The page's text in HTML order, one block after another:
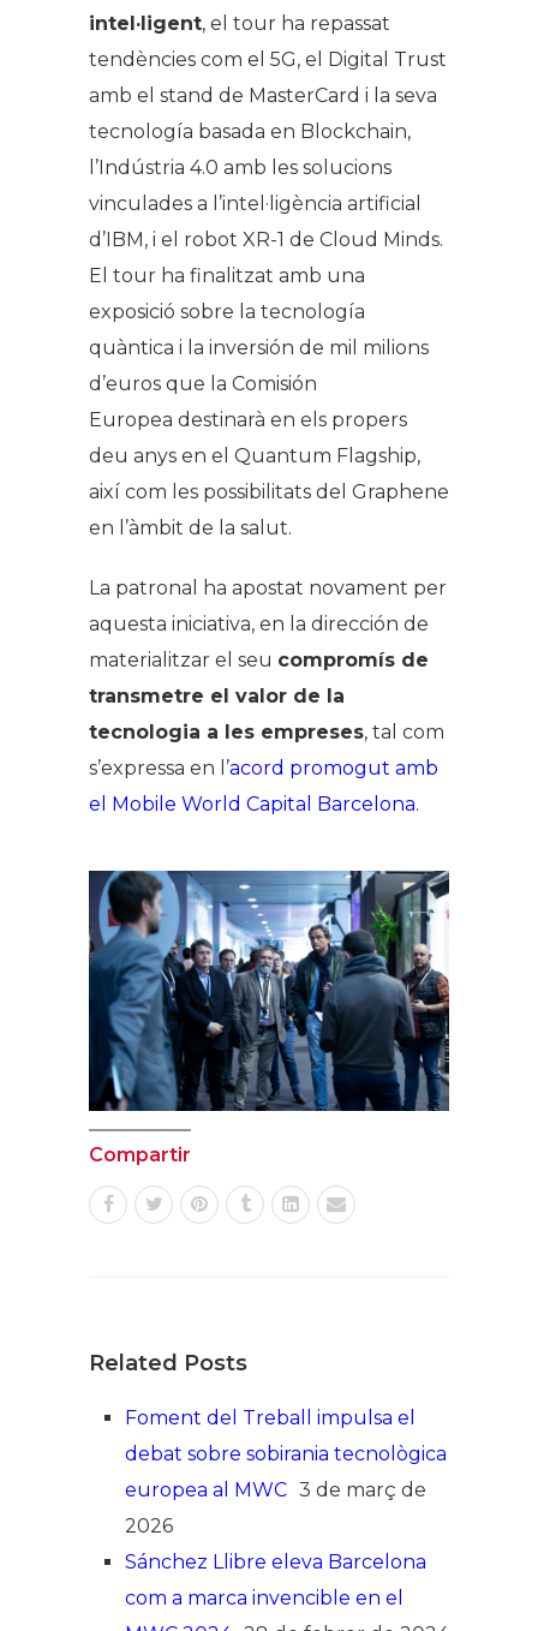
intel·ligent, el tour ha repassat
tendències com el 5G, el Digital Trust
amb el stand de MasterCard i la seva
tecnología basada en Blockchain,
l’Indústria 4.0 amb les solucions
vinculades a l’intel·ligència artificial
d’IBM, i el robot XR-1 de Cloud Minds.
El tour ha finalitzat amb una
exposició sobre la tecnología
quàntica i la inversión de mil milions
d’euros que la Comisión
Europea destinarà en els propers
deu anys en el Quantum Flagship,
així com les possibilitats del Graphene
en l’àmbit de la salut.
La patronal ha apostat novament per
aquesta iniciativa, en la dirección de
materialitzar el seu compromís de
transmetre el valor de la
tecnologia a les empreses, tal com
s’expressa en l’acord promogut amb
el Mobile World Capital Barcelona.
Compartir
Related Posts
Foment del Treball impulsa el
debat sobre sobirania tecnològica
europea al MWC 3 de març de
2026
Sánchez Llibre eleva Barcelona
com a marca invencible en el